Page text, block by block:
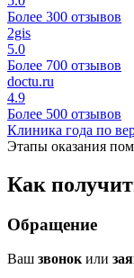
Более 300 отзывов
2gis
5.0
Более 700 отзывов
doctu.ru
4.9
Более 500 отзывов
Клиника года по
Этапы оказания
Как
Обращение
Ваш звонокили